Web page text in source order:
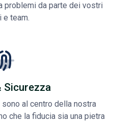
problemi da parte dei vostri
e team.
Sicurezza
al centro della nostra
che la fiducia sia una pietra